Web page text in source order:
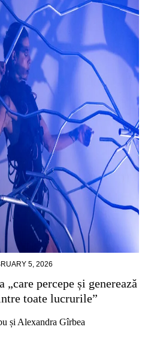
5, 2026
„care percepe și generează
toate lucrurile”
și Alexandra Gîrbea